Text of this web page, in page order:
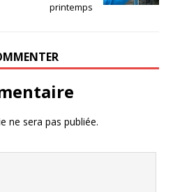
printemps
ne sera pas publiée.